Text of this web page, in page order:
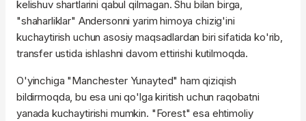
kelishuv shartlarini qabul qilmagan. Shu bilan birga,
"shaharliklar" Andersonni yarim himoya chizig'ini
kuchaytirish uchun asosiy maqsadlardan biri sifatida ko'rib,
transfer ustida ishlashni davom ettirishi kutilmoqda.
O'yinchiga "Manchester Yunayted" ham qiziqish
bildirmoqda, bu esa uni qo'lga kiritish uchun raqobatni
yanada kuchaytirishi mumkin. "Forest" esa ehtimoliy